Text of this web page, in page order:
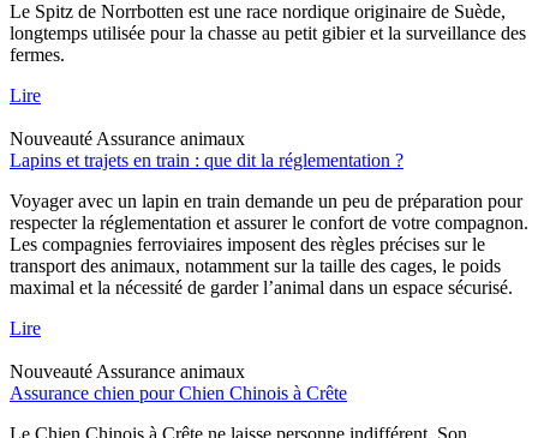
Le Spitz de Norrbotten est une race nordique originaire de Suède,
longtemps utilisée pour la chasse au petit gibier et la surveillance des
fermes.
Lire
NouveautéAssurance animaux
Lapins et trajets en train : que dit la réglementation ?
Voyager avec un lapin en train demande un peu de préparation pour
respecter la réglementation et assurer le confort de votre compagnon.
Les compagnies ferroviaires imposent des règles précises sur le
transport des animaux, notamment sur la taille des cages, le poids
maximal et la nécessité de garder l’animal dans un espace sécurisé.
Lire
NouveautéAssurance animaux
Assurance chien pour Chien Chinois à Crête